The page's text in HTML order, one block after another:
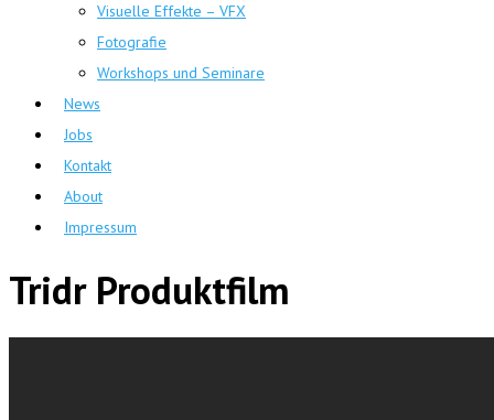
Visuelle Effekte – VFX
Fotografie
Workshops und Seminare
News
Jobs
Kontakt
About
Impressum
Tridr Produktfilm